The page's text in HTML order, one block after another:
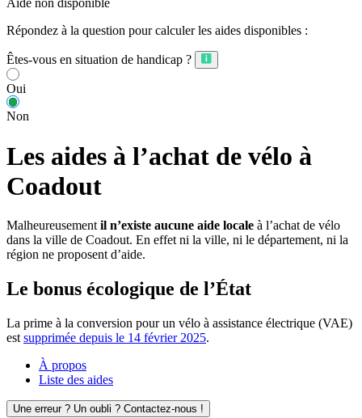
Aide non disponible
Répondez à la question pour calculer les aides disponibles :
Êtes-vous en situation de handicap ?
Oui
Non
Les aides à l’achat de vélo à
Coadout
Malheureusement il n’existe aucune aide locale à l’achat de vélo
dans la ville de Coadout. En effet ni la ville, ni le département, ni la
région ne proposent d’aide.
Le bonus écologique de l’État
La prime à la conversion pour un vélo à assistance électrique (VAE)
est supprimée depuis le 14 février 2025.
À propos
Liste des aides
Une erreur ? Un oubli ? Contactez-nous !